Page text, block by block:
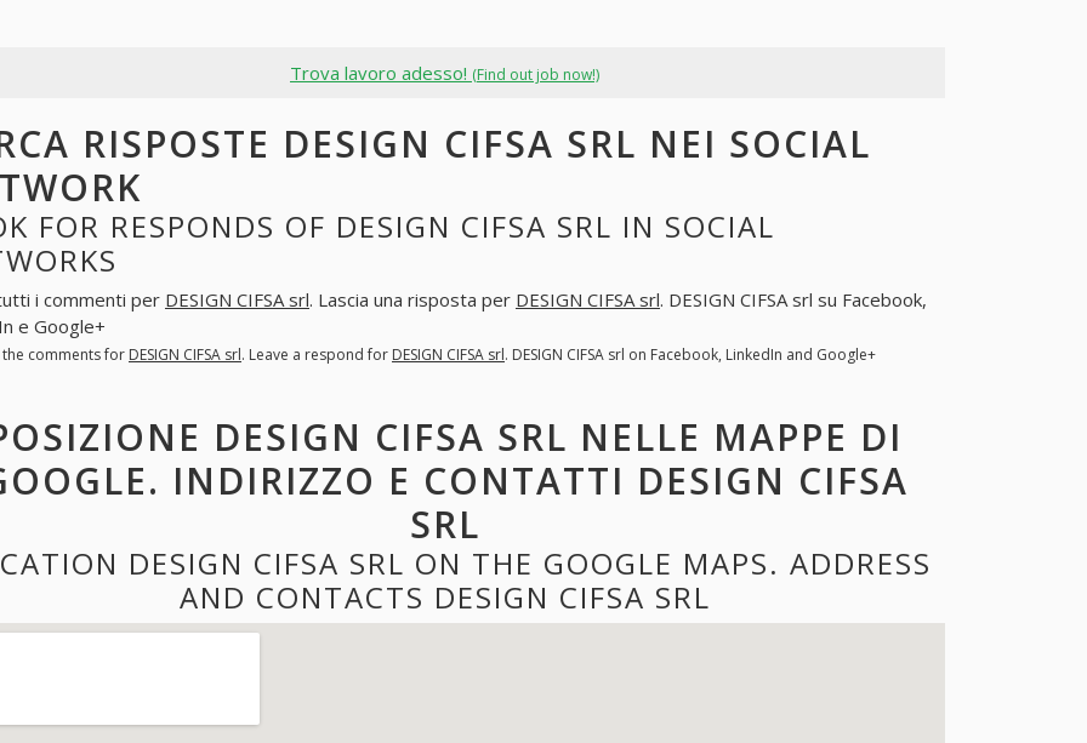
Trova lavoro adesso! (Find out job now!)
RISPOSTE DESIGN CIFSA SRL NEI SOCIAL
FOR RESPONDS OF DESIGN CIFSA SRL IN SOCIAL
i commenti per DESIGN CIFSA srl. Lascia una risposta per DESIGN CIFSA srl. DESIGN CIFSA srl su Facebook,
e Google+
the comments for DESIGN CIFSA srl. Leave a respond for DESIGN CIFSA srl. DESIGN CIFSA srl on Facebook, LinkedIn and Google+
DESIGN CIFSA SRL NELLE MAPPE DI
INDIRIZZO E CONTATTI DESIGN CIFSA
SRL
DESIGN CIFSA SRL ON THE GOOGLE MAPS. ADDRESS
AND CONTACTS DESIGN CIFSA SRL